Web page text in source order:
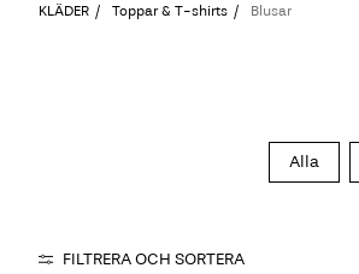
KLÄDER Toppar & T-shirts Blusar
Alla
FILTRERA OCH SORTERA